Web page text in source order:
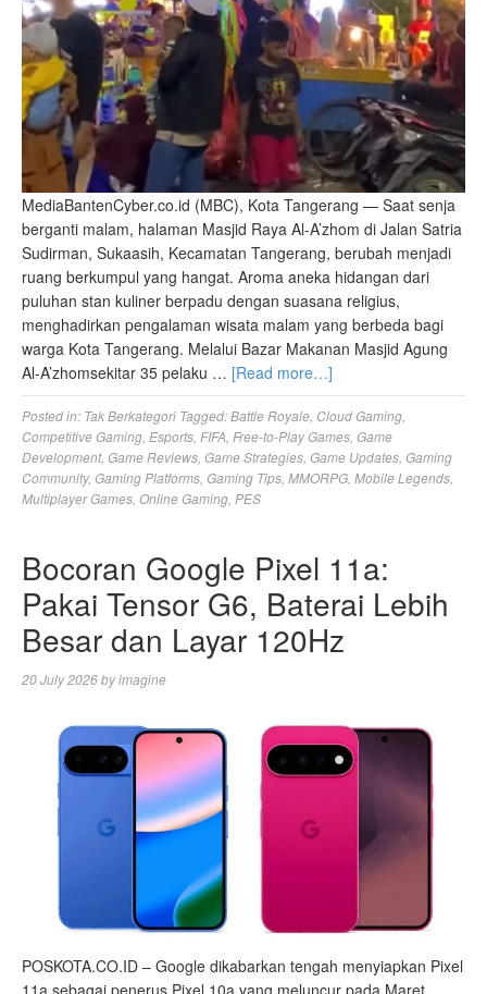
MediaBantenCyber.co.id (MBC), Kota Tangerang — Saat senja
berganti malam, halaman Masjid Raya Al-A’zhom di Jalan Satria
Sudirman, Sukaasih, Kecamatan Tangerang, berubah menjadi
ruang berkumpul yang hangat. Aroma aneka hidangan dari
puluhan stan kuliner berpadu dengan suasana religius,
menghadirkan pengalaman wisata malam yang berbeda bagi
warga Kota Tangerang. Melalui Bazar Makanan Masjid Agung
Al-A’zhomsekitar 35 pelaku … [Read more…]
Posted in: Tak Berkategori Tagged:Battle Royale Cloud Gaming
Competitive Gaming Esports FIFA Free-to-Play Games Game
Development, Game Reviews Game Strategies Game Updates Gaming
Community, Gaming Platforms Gaming Tips MMORPG Mobile Legends
Multiplayer Games Online Gaming PES
Bocoran Google Pixel 11a:
Pakai Tensor G6, Baterai Lebih
Besar dan Layar 120Hz
20 July 2026byimagine
POSKOTA.CO.ID – Google dikabarkan tengah menyiapkan Pixel
11a sebagai penerus Pixel 10a yang meluncur pada Maret